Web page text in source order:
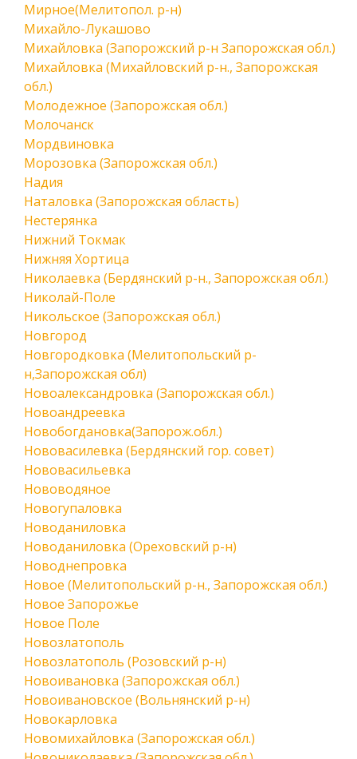
Мирное(Мелитопол. р-н)
Михайло-Лукашово
Михайловка (Запорожский р-н Запорожская обл.)
Михайловка (Михайловский р-н., Запорожская
обл.)
Молодежное (Запорожская обл.)
Молочанск
Мордвиновка
Морозовка (Запорожская обл.)
Надия
Наталовка (Запорожская область)
Нестерянка
Нижний Токмак
Нижняя Хортица
Николаевка (Бердянский р-н., Запорожская обл.)
Николай-Поле
Никольское (Запорожская обл.)
Новгород
Новгородковка (Мелитопольский р-
н,Запорожская обл)
Новоалександровка (Запорожская обл.)
Новоандреевка
Новобогдановка(Запорож.обл.)
Нововасилевка (Бердянский гор. совет)
Нововасильевка
Нововодяное
Новогупаловка
Новоданиловка
Новоданиловка (Ореховский р-н)
Новоднепровка
Новое (Мелитопольский р-н., Запорожская обл.)
Новое Запорожье
Новое Поле
Новозлатополь
Новозлатополь (Розовский р-н)
Новоивановка (Запорожская обл.)
Новоивановское (Вольнянский р-н)
Новокарловка
Новомихайловка (Запорожская обл.)